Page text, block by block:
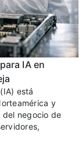
IA en
está
y
negocio de